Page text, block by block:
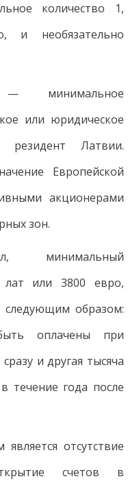
количество 1,
и необязательно
— минимальное
или юридическое
резидент Латвии.
Европейской
акционерами
зон.
минимальный
или 3800 евро,
следующим образом:
оплачены при
и другая тысяча
течение года после
отсутствие
счетов в